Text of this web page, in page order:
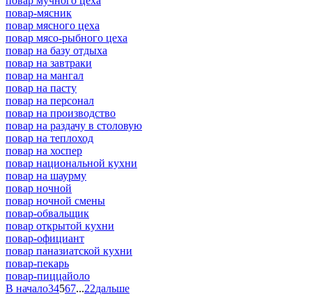
повар-мясник
повар мясного цеха
повар мясо-рыбного цеха
повар на базу отдыха
повар на завтраки
повар на мангал
повар на пасту
повар на персонал
повар на производство
повар на раздачу в столовую
повар на теплоход
повар на хоспер
повар национальной кухни
повар на шаурму
повар ночной
повар ночной смены
повар-обвальщик
повар открытой кухни
повар-официант
повар паназиатской кухни
повар-пекарь
повар-пиццайоло
В начало34567...22дальше